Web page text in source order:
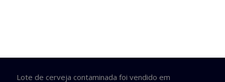
Lote de cerveja contaminada foi vendido em